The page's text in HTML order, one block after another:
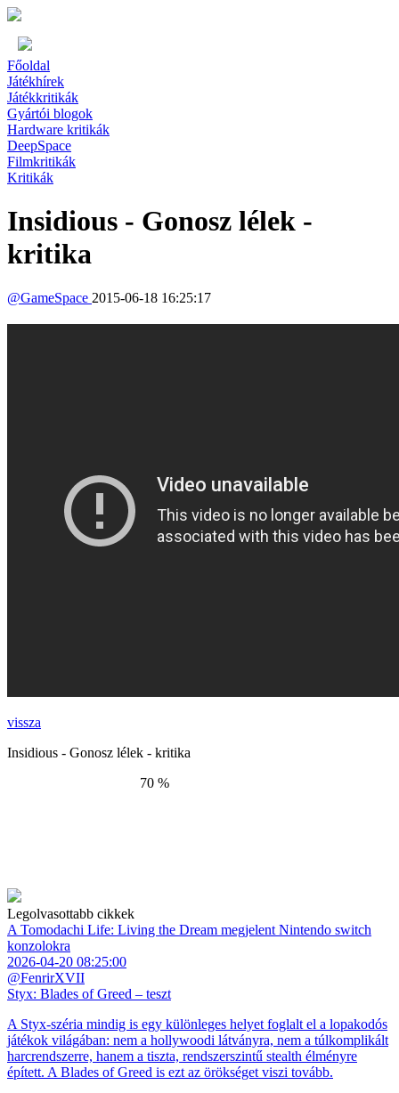
Főoldal
Játékhírek
Játékkritikák
Gyártói blogok
Hardware kritikák
DeepSpace
Filmkritikák
Kritikák
Insidious - Gonosz lélek -
kritika
@GameSpace 2015-06-18 16:25:17
vissza
Insidious - Gonosz lélek - kritika
70 %
Legolvasottabb cikkek
A Tomodachi Life: Living the Dream megjelent Nintendo switch
konzolokra
2026-04-20 08:25:00
@FenrirXVII
Styx: Blades of Greed – teszt
A Styx-széria mindig is egy különleges helyet foglalt el a lopakodós
játékok világában: nem a hollywoodi látványra, nem a túlkomplikált
harcrendszerre, hanem a tiszta, rendszerszintű stealth élményre
épített. A Blades of Greed is ezt az örökséget viszi tovább.